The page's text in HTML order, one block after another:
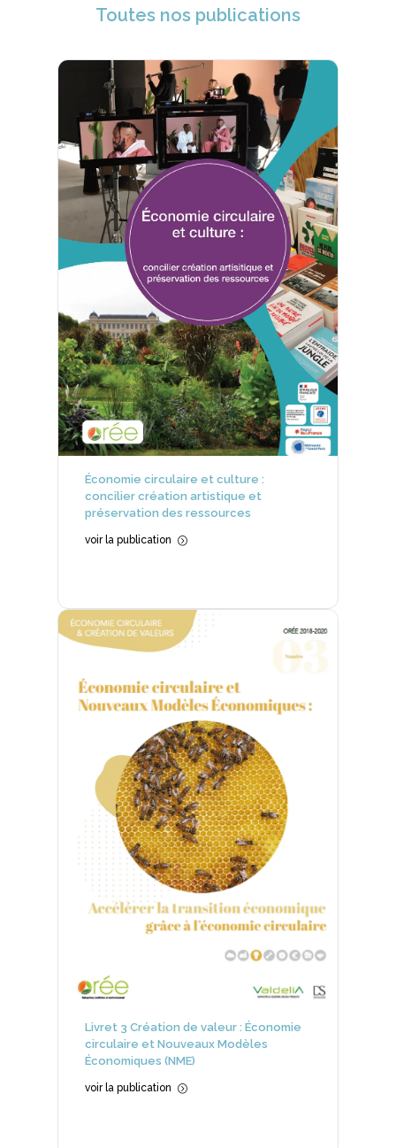
Toutes nos publications
Économie circulaire et culture :
concilier création artistique et
préservation des ressources
voir la publication =
Livret 3 Création de valeur : Économie
circulaire et Nouveaux Modèles
Économiques (NME)
voir la publication =